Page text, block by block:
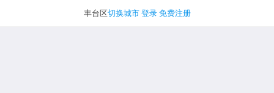
丰台区切换城市 登录 免费注册